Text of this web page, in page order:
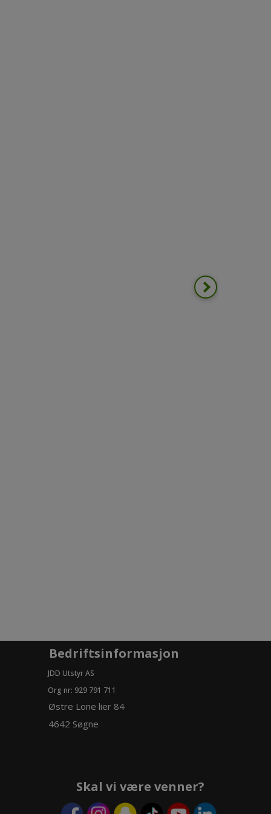
Bedriftsinformasjon
JDD Utstyr AS
Org nr: 929 791 711
Østre Lone lier 84
4642 Søgne
Skal vi være venner?